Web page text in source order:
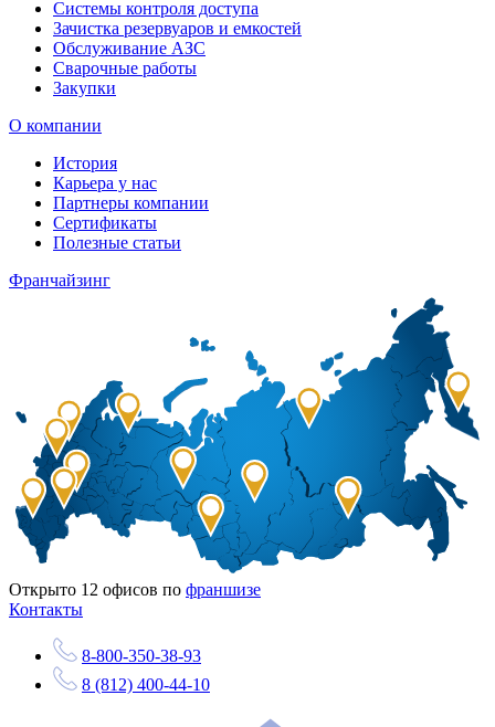
Системы контроля доступа
Зачистка резервуаров и емкостей
Обслуживание АЗС
Сварочные работы
Закупки
О компании
История
Карьера у нас
Партнеры компании
Сертификаты
Полезные статьи
Франчайзинг
Открыто 12 офисов по франшизе
Контакты
8-800-350-38-93
8 (812) 400-44-10